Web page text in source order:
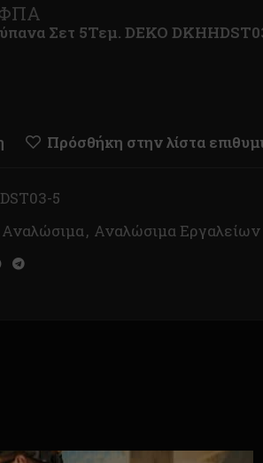
Σετ 5Τεμ. DEKO
Πρόσθήκη στην λίστα
5
Αναλώσιμα, Αναλώσιμα Εργαλείων